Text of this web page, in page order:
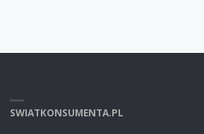
SWIATKONSUMENTA.PL